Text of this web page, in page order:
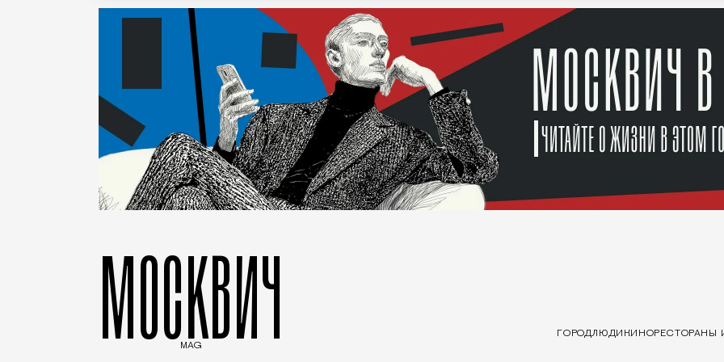
МОСКВИЧ
MAG
ГОРОДЛЮДИ КИНОРЕСТОРАНЫ